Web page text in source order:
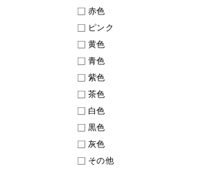
赤色
ピンク
黄色
青色
紫色
茶色
白色
黒色
灰色
その他